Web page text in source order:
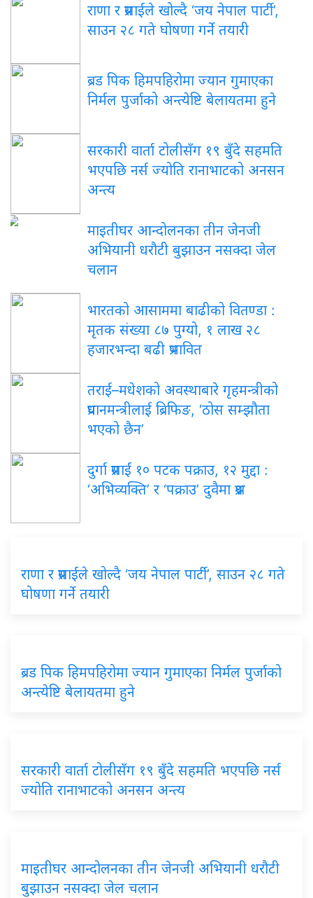
राणा र प्रसाईंले खोल्दै ‘जय नेपाल पार्टी’,
साउन २८ गते घोषणा गर्ने तयारी
ब्रड पिक हिमपहिरोमा ज्यान गुमाएका
निर्मल पुर्जाको अन्त्येष्टि बेलायतमा हुने
सरकारी वार्ता टोलीसँग १९ बुँदे सहमति
भएपछि नर्स ज्योति रानाभाटको अनसन
अन्त्य
माइतीघर आन्दोलनका तीन जेनजी
अभियानी धरौटी बुझाउन नसक्दा जेल
चलान
भारतको आसाममा बाढीको वितण्डा :
मृतक संख्या ८७ पुग्यो, १ लाख २८
हजारभन्दा बढी प्रभावित
तराई–मधेशको अवस्थाबारे गृहमन्त्रीको
प्रधानमन्त्रीलाई ब्रिफिङ, ‘ठोस सम्झौता
भएको छैन’
दुर्गा प्रसाईं १० पटक पक्राउ, १२ मुद्दा :
‘अभिव्यक्ति’ र ‘पक्राउ’ दुवैमा प्रश्न
राणा र प्रसाईंले खोल्दै ‘जय नेपाल पार्टी’, साउन २८ गते
घोषणा गर्ने तयारी
ब्रड पिक हिमपहिरोमा ज्यान गुमाएका निर्मल पुर्जाको
अन्त्येष्टि बेलायतमा हुने
सरकारी वार्ता टोलीसँग १९ बुँदे सहमति भएपछि नर्स
ज्योति रानाभाटको अनसन अन्त्य
माइतीघर आन्दोलनका तीन जेनजी अभियानी धरौटी
बुझाउन नसक्दा जेल चलान